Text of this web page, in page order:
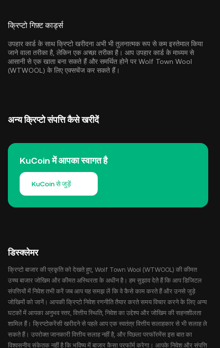
क्रिप्टो गिफ़्ट कार्ड्स
उपहार कार्ड के साथ क्रिप्टो खरीदना अभी भी तुलनात्मक रूप से कम इस्तेमाल किया
जाने वाला तरीका है, लेकिन एक अच्छा तरीका है। आप उपहार कार्ड के माध्यम से
आसानी से एक खाता बना सकते हैं और समर्थित होने पर Wolf Town Wool
(WTWOOL) के लिए एक्सचेंज कर सकते हैं।
अन्य क्रिप्टो संपत्ति कैसे खरीदें
KuCoin में आपका स्वागत है
KuCoin से जुड़ें
डिस्क्लेमर
क्रिप्टो बाजार की प्रकृति को देखते हुए, Wolf Town Wool (WTWOOL) की कीमत
उच्च बाजार जोखिम और कीमत अस्थिरता के अधीन है। हम सुझाव देते हैं कि आप डिजिटल
संपत्तियों में निवेश तभी करें जब आप यह समझ लें कि वे कैसे काम करते हैं और उनसे जुड़े
जोखिमों को जानें। आपकी क्रिप्टो निवेश रणनीति तैयार करते समय विचार करने के लिए अन्य
घटकों में आपका अनुभव स्तर, वित्तीय स्थिति, निवेश का उद्देश्य और जोखिम की सहनशीलता
शामिल हैं। क्रिप्टोकरेंसी खरीदने से पहले आप एक स्वतंत्र वित्तीय सलाहकार से भी सलाह ले
सकते हैं। उपरोक्त जानकारी वित्तीय सलाह नहीं है, और पिछला परफॉरमेंस इस बात का
विश्वसनीय संकेतक नहीं है कि भविष्य में बाजार कैसा परफॉर्म करेगा। आपके निवेश और संपत्ति